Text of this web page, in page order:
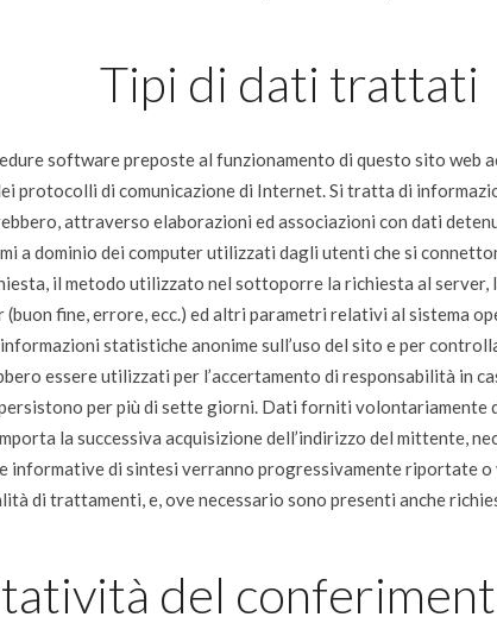
Tipi di dati trattati
software preposte al funzionamento di questo sito web
protocolli di comunicazione di Internet. Si tratta di
attraverso elaborazioni ed associazioni con dati
a dominio dei computer utilizzati dagli utenti che si
il metodo utilizzato nel sottoporre la richiesta al
fine, errore, ecc.) ed altri parametri relativi al sistema
statistiche anonime sull’uso del sito e per
essere utilizzati per l’accertamento di responsabilità in
per più di sette giorni. Dati forniti volontariamente
la successiva acquisizione dell’indirizzo del mittente,
informative di sintesi verranno progressivamente riportate
di trattamenti, e, ove necessario sono presenti anche
del